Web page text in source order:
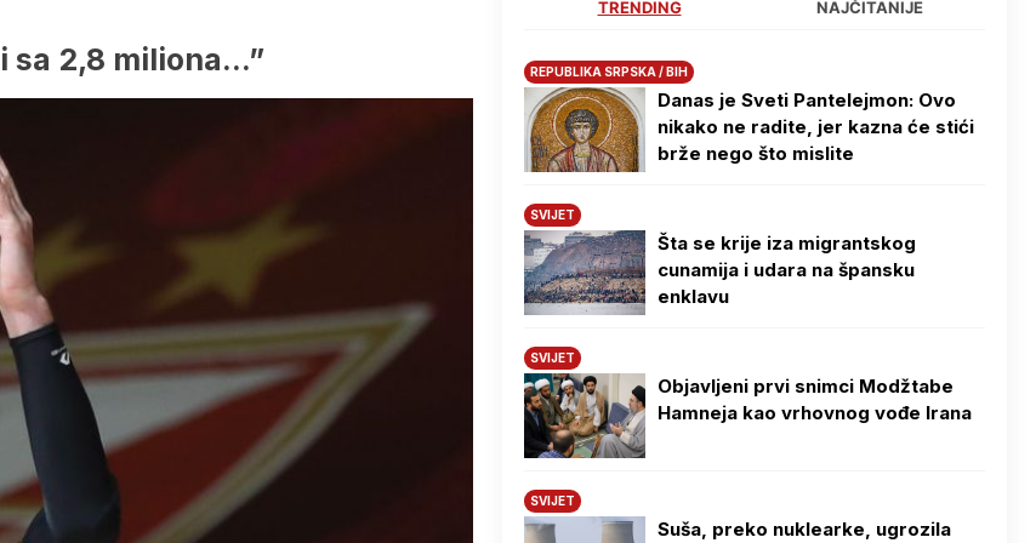
sa 2,8 miliona…”
TRENDING NAJČITANIJE
REPUBLIKA SRPSKA / BIH
Danas je Sveti Pantelejmon: Ovo
nikako ne radite, jer kazna će stići
brže nego što mislite
SVIJET
Šta se krije iza migrantskog
cunamija i udara na špansku
enklavu
SVIJET
Objavljeni prvi snimci Modžtabe
Hamneja kao vrhovnog vođe Irana
SVIJET
Suša, preko nuklearke, ugrozila